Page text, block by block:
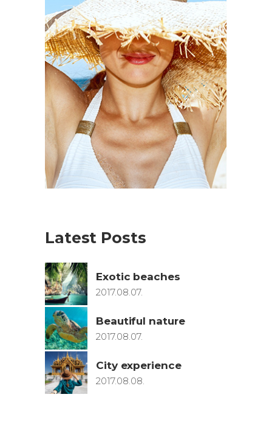
Latest Posts
Exotic beaches
2017.08.07.
Beautiful nature
2017.08.07.
City experience
2017.08.08.